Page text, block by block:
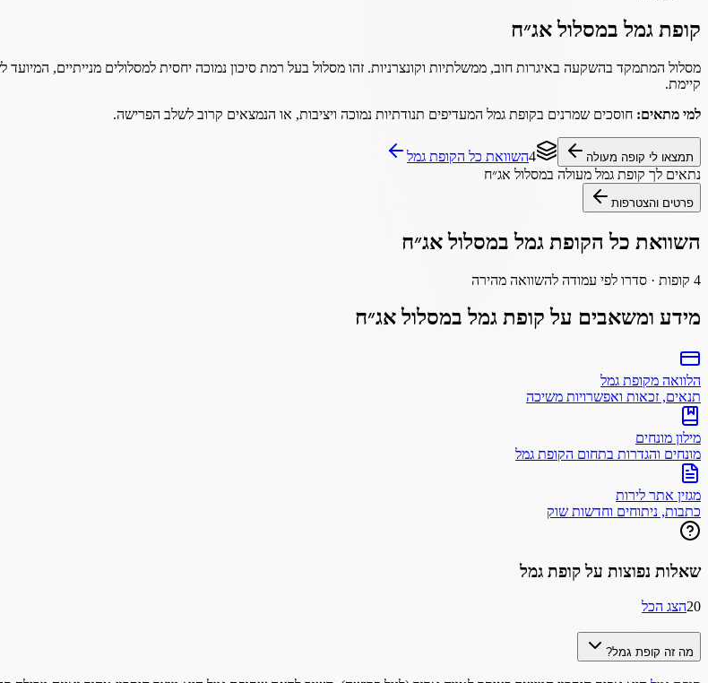
קופת גמלבמסלולאג״ח
מסלול המתמקד בהשקעה באיגרות חוב, ממשלתיות וקונצרניות. זהו מסלול בעל רמת סיכון נמוכה יחסית למסלולים מנייתיים,
קיימת.
למי מתאים: חוסכים שמרנים בקופת גמל המעדיפים תנודתיות נמוכה ויציבות, או הנמצאים קרוב לשלב הפרישה.
תמצאו לי קופה מעולה 4השוואת כל הקופת גמל
נתאים לך קופת גמל מעולה במסלול אג״ח
פרטים והצטרפות
השוואת כל הקופת גמלבמסלולאג״ח
4 קופות · סדרו לפי עמודה להשוואה מהירה
מידע ומשאבים על קופת גמל במסלול אג״ח
הלוואה מקופת גמל
תנאים, זכאות ואפשרויות משיכה
מילון מונחים
מונחים והגדרות בתחום הקופת גמל
מגזין אתר לירות
כתבות, ניתוחים וחדשות שוק
שאלות נפוצות על קופת גמל
20הצג הכל
מה זה קופת גמל?